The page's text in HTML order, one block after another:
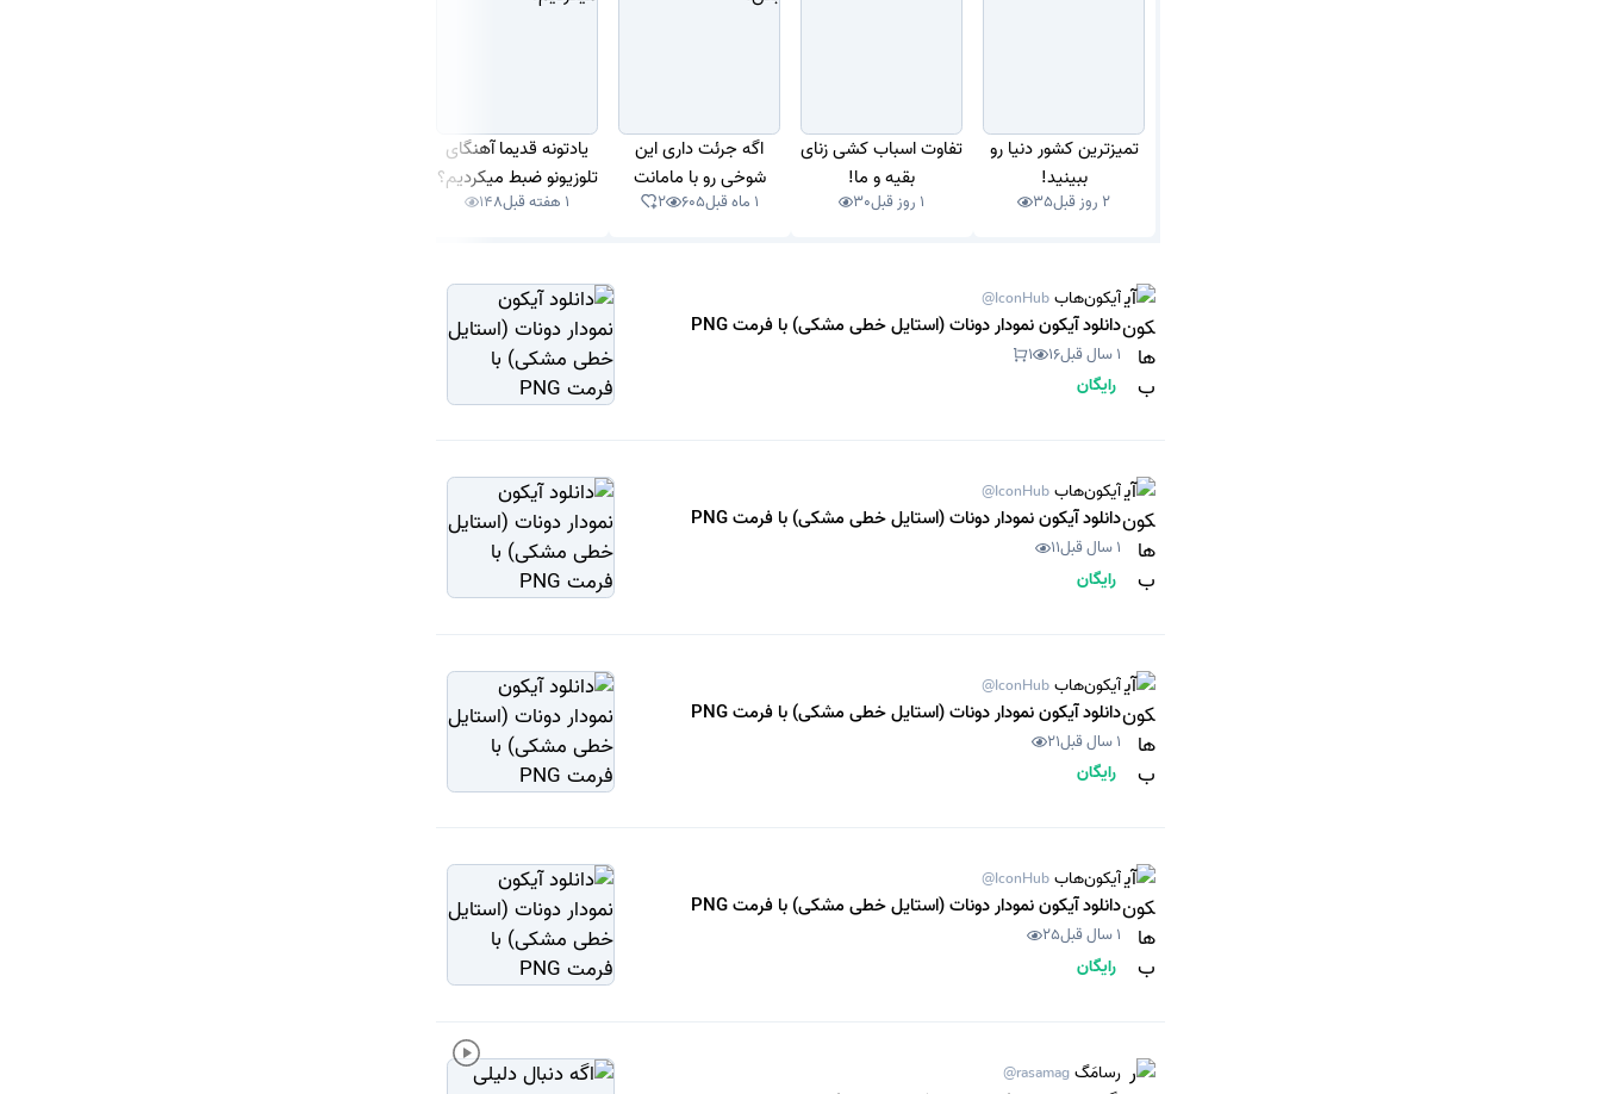
تمیزترین کشور دنیا رو
ببینید!
2 روز قبل 35
تفاوت اسباب کشی زنای
بقیه و ما!
1 روز قبل 30
اگه جرئت داری این
شوخی رو با مامانت
بکن!
1 ماه قبل 605
2
یادتونه قدیما آهنگای
تلوزیونو ضبط میکردیم؟
1 هفته قبل 148
آیکون‌هاب @IconHub
دانلود آیکون نمودار دونات (استایل خطی مشکی) با فرمت PNG
1 سال قبل 16
1
رایگان
آیکون‌هاب @IconHub
دانلود آیکون نمودار دونات (استایل خطی مشکی) با فرمت PNG
1 سال قبل 11
رایگان
آیکون‌هاب @IconHub
دانلود آیکون نمودار دونات (استایل خطی مشکی) با فرمت PNG
1 سال قبل 21
رایگان
آیکون‌هاب @IconHub
دانلود آیکون نمودار دونات (استایل خطی مشکی) با فرمت PNG
1 سال قبل 25
رایگان
رسامَگ @rasamag